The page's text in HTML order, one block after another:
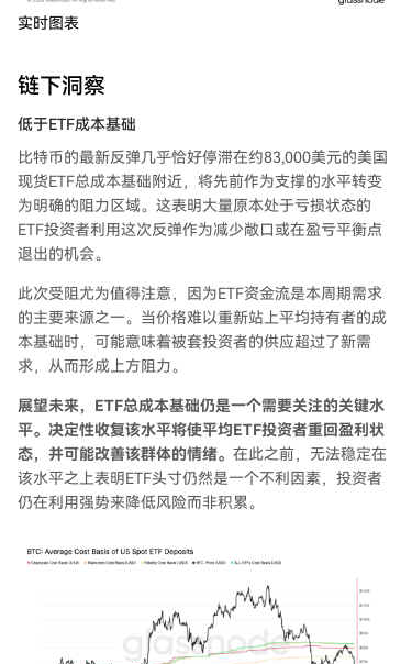
实时图表
链下洞察
低于ETF成本基础
比特币的最新反弹几乎恰好停滞在约83,000美元的美国
现货ETF总成本基础附近，将先前作为支撑的水平转变
为明确的阻力区域。这表明大量原本处于亏损状态的
ETF投资者利用这次反弹作为减少敞口或在盈亏平衡点
退出的机会。
此次受阻尤为值得注意，因为ETF资金流是本周期需求
的主要来源之一。当价格难以重新站上平均持有者的成
本基础时，可能意味着被套投资者的供应超过了新需
求，从而形成上方阻力。
展望未来，ETF总成本基础仍是一个需要关注的关键水
平。决定性收复该水平将使平均ETF投资者重回盈利状
态，并可能改善该群体的情绪。 在此之前，无法稳定在
该水平之上表明ETF头寸仍然是一个不利因素，投资者
仍在利用强势来降低风险而非积累。